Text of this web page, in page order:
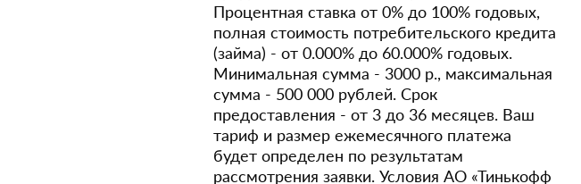
Процентная ставка от 0% до 100% годовых,
полная стоимость потребительского кредита
(займа) - от 0.000% до 60.000% годовых.
Минимальная сумма - 3000 р., максимальная
сумма - 500 000 рублей. Срок
предоставления - от 3 до 36 месяцев. Ваш
тариф и размер ежемесячного платежа
будет определен по результатам
рассмотрения заявки. Условия АО «Тинькофф